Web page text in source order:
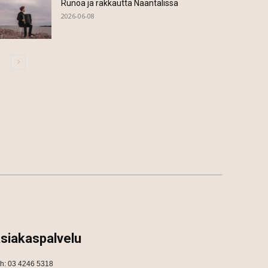
Runoa ja rakkautta Naantalissa
2026-06-08
03 4246 5318